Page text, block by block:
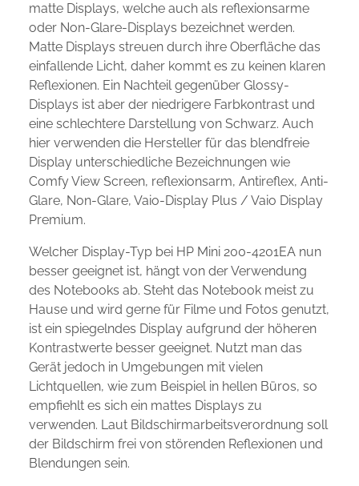
matte Displays, welche auch als reflexionsarme
oder Non-Glare-Displays bezeichnet werden.
Matte Displays streuen durch ihre Oberfläche das
einfallende Licht, daher kommt es zu keinen klaren
Reflexionen. Ein Nachteil gegenüber Glossy-
Displays ist aber der niedrigere Farbkontrast und
eine schlechtere Darstellung von Schwarz. Auch
hier verwenden die Hersteller für das blendfreie
Display unterschiedliche Bezeichnungen wie
Comfy View Screen, reflexionsarm, Antireflex, Anti-
Glare, Non-Glare, Vaio-Display Plus / Vaio Display
Premium.
Welcher Display-Typ bei HP Mini 200-4201EA nun
besser geeignet ist, hängt von der Verwendung
des Notebooks ab. Steht das Notebook meist zu
Hause und wird gerne für Filme und Fotos genutzt,
ist ein spiegelndes Display aufgrund der höheren
Kontrastwerte besser geeignet. Nutzt man das
Gerät jedoch in Umgebungen mit vielen
Lichtquellen, wie zum Beispiel in hellen Büros, so
empfiehlt es sich ein mattes Displays zu
verwenden. Laut Bildschirmarbeitsverordnung soll
der Bildschirm frei von störenden Reflexionen und
Blendungen sein.